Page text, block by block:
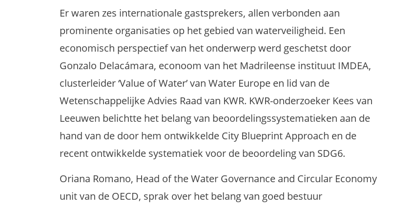
Er waren zes internationale gastsprekers, allen verbonden aan
prominente organisaties op het gebied van waterveiligheid. Een
economisch perspectief van het onderwerp werd geschetst door
Gonzalo Delacámara, econoom van het Madrileense instituut IMDEA,
clusterleider ‘Value of Water’ van Water Europe en lid van de
Wetenschappelijke Advies Raad van KWR. KWR-onderzoeker Kees van
Leeuwen belichtte het belang van beoordelingssystematieken aan de
hand van de door hem ontwikkelde City Blueprint Approach en de
recent ontwikkelde systematiek voor de beoordeling van SDG6.
Oriana Romano, Head of the Water Governance and Circular Economy
unit van de OECD, sprak over het belang van goed bestuur